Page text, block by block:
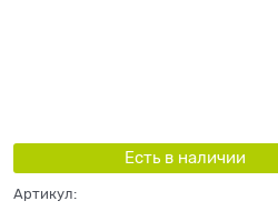
Есть в наличии
Артикул: